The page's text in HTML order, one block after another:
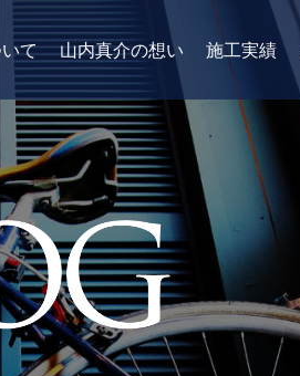
て 山内真介の想い 施工実績